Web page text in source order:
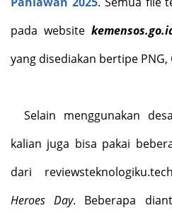
pada website
yang disediakan bertipe PNG,
Selain menggunakan
kalian juga bisa pakai
dari
Heroes Day. Beberapa